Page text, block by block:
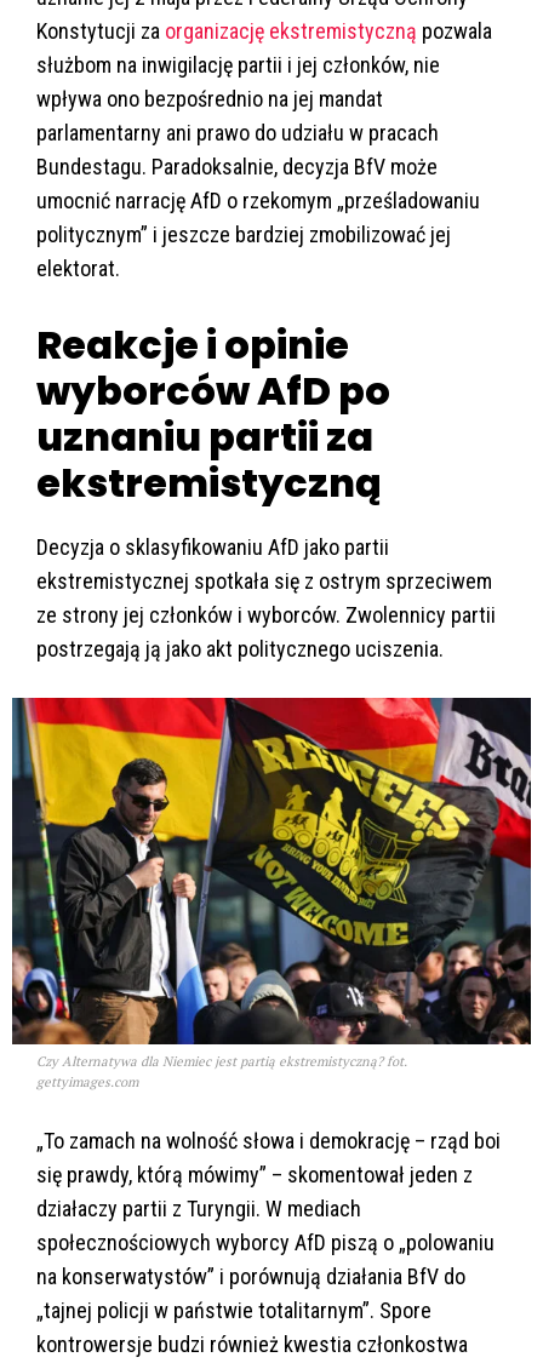
Konstytucji za organizację ekstremistyczną pozwala
służbom na inwigilację partii i jej członków, nie
wpływa ono bezpośrednio na jej mandat
parlamentarny ani prawo do udziału w pracach
Bundestagu. Paradoksalnie, decyzja BfV może
umocnić narrację AfD o rzekomym „prześladowaniu
politycznym” i jeszcze bardziej zmobilizować jej
elektorat.
Reakcje i opinie
wyborców AfD po
uznaniu partii za
ekstremistyczną
Decyzja o sklasyfikowaniu AfD jako partii
ekstremistycznej spotkała się z ostrym sprzeciwem
ze strony jej członków i wyborców. Zwolennicy partii
postrzegają ją jako akt politycznego uciszenia.
Czy Alternatywa dla Niemiec jest partią ekstremistyczną? fot.
gettyimages.com
„To zamach na wolność słowa i demokrację – rząd boi
się prawdy, którą mówimy” – skomentował jeden z
działaczy partii z Turyngii. W mediach
społecznościowych wyborcy AfD piszą o „polowaniu
na konserwatystów” i porównują działania BfV do
„tajnej policji w państwie totalitarnym”. Spore
kontrowersje budzi również kwestia członkostwa